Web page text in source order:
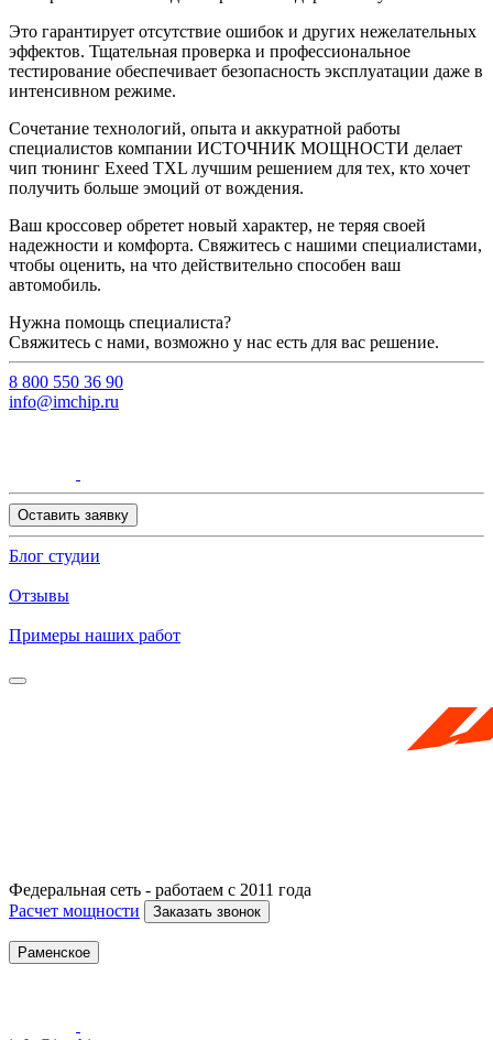
Это гарантирует отсутствие ошибок и других нежелательных
эффектов. Тщательная проверка и профессиональное
тестирование обеспечивает безопасность эксплуатации даже в
интенсивном режиме.
Сочетание технологий, опыта и аккуратной работы
специалистов компании ИСТОЧНИК МОЩНОСТИ делает
чип тюнинг Exeed TXL лучшим решением для тех, кто хочет
получить больше эмоций от вождения.
Ваш кроссовер обретет новый характер, не теряя своей
надежности и комфорта. Свяжитесь с нашими специалистами,
чтобы оценить, на что действительно способен ваш
автомобиль.
Нужна помощь специалиста?
Свяжитесь с нами, возможно у нас есть для вас решение.
8 800 550 36 90
info@imchip.ru
Оставить заявку
Блог студии
Отзывы
Примеры наших работ
Федеральная сеть - работаем с 2011 года
Расчет мощности
Заказать звонок
Раменское